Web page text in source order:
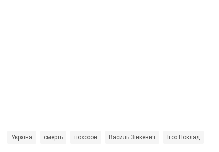
Україна смерть похорон Василь Зінкевич Ігор Поклад